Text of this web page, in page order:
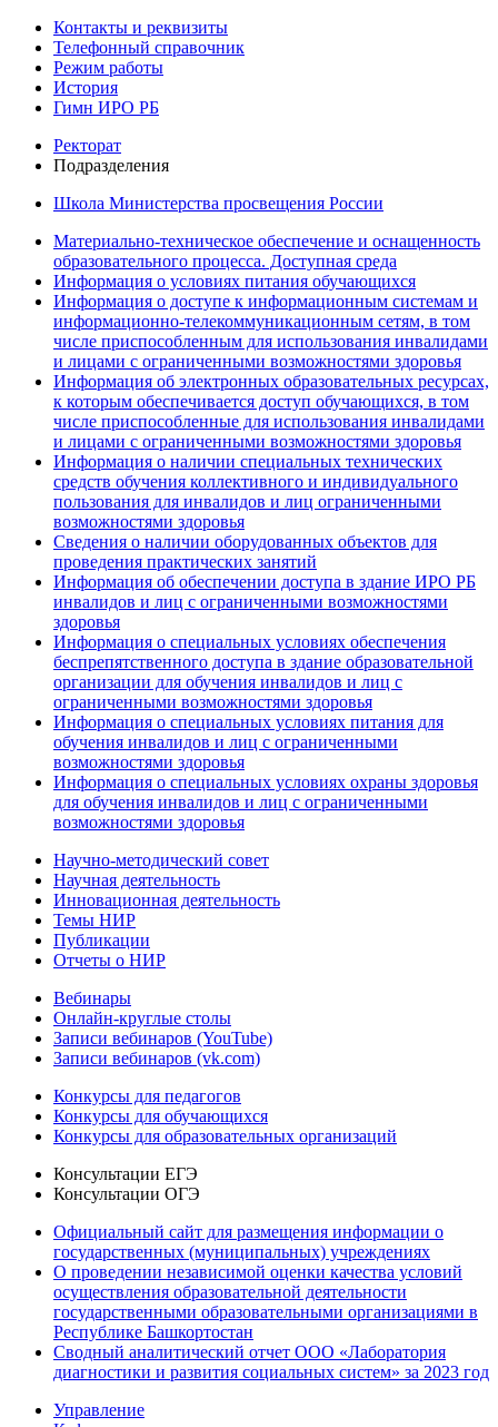
Контакты и реквизиты
Телефонный справочник
Режим работы
История
Гимн ИРО РБ
Ректорат
Подразделения
Школа Министерства просвещения России
Материально-техническое обеспечение и оснащенность
образовательного процесса. Доступная среда
Информация о условиях питания обучающихся
Информация о доступе к информационным системам и
информационно-телекоммуникационным сетям, в том
числе приспособленным для использования инвалидами
и лицами с ограниченными возможностями здоровья
Информация об электронных образовательных ресурсах,
к которым обеспечивается доступ обучающихся, в том
числе приспособленные для использования инвалидами
и лицами с ограниченными возможностями здоровья
Информация о наличии специальных технических
средств обучения коллективного и индивидуального
пользования для инвалидов и лиц ограниченными
возможностями здоровья
Сведения о наличии оборудованных объектов для
проведения практических занятий
Информация об обеспечении доступа в здание ИРО РБ
инвалидов и лиц с ограниченными возможностями
здоровья
Информация о специальных условиях обеспечения
беспрепятственного доступа в здание образовательной
организации для обучения инвалидов и лиц с
ограниченными возможностями здоровья
Информация о специальных условиях питания для
обучения инвалидов и лиц с ограниченными
возможностями здоровья
Информация о специальных условиях охраны здоровья
для обучения инвалидов и лиц с ограниченными
возможностями здоровья
Научно-методический совет
Научная деятельность
Инновационная деятельность
Темы НИР
Публикации
Отчеты о НИР
Вебинары
Онлайн-круглые столы
Записи вебинаров (YouTube)
Записи вебинаров (vk.com)
Конкурсы для педагогов
Конкурсы для обучающихся
Конкурсы для образовательных организаций
Консультации ЕГЭ
Консультации ОГЭ
Официальный сайт для размещения информации о
государственных (муниципальных) учреждениях
О проведении независимой оценки качества условий
осуществления образовательной деятельности
государственными образовательными организациями в
Республике Башкортостан
Сводный аналитический отчет ООО «Лаборатория
диагностики и развития социальных систем» за 2023 год
Управление